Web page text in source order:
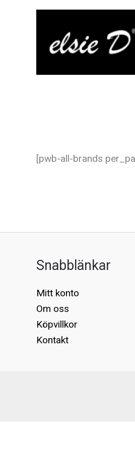
[pwb-all-brands
Snabblänkar
Mitt konto
Om oss
Köpvillkor
Kontakt